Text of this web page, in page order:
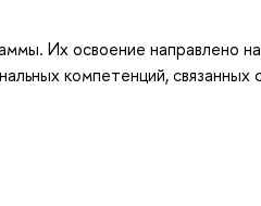
Их освоение направлено
компетенций, связанных